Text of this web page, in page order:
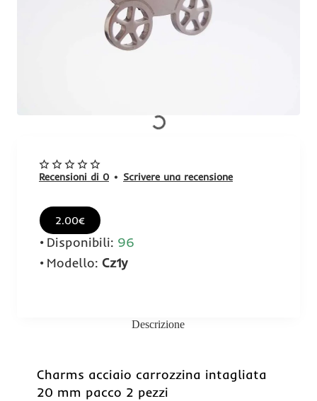
Recensioni di 0 • Scrivere una recensione
2.00€
Disponibili: 96
Modello: Cz1y
Descrizione
Charms acciaio carrozzina intagliata
20 mm pacco 2 pezzi